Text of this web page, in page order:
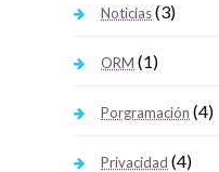
Noticias(3)
ORM (1)
Porgramación (4)
Privacidad (4)